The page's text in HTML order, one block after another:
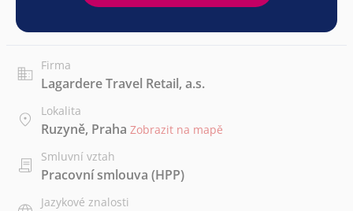
Firma
Lagardere Travel Retail, a.s.
Lokalita
Ruzyně, Praha Zobrazit na mapě
Smluvní vztah
Pracovní smlouva (HPP)
Jazykové znalosti